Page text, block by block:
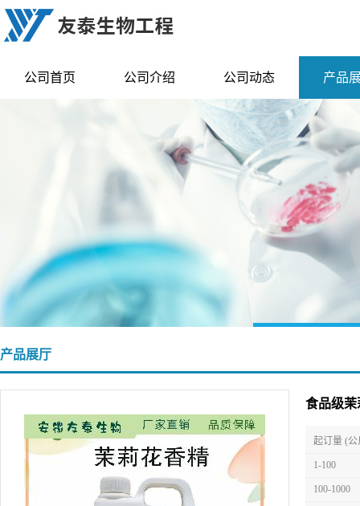
公司首页 公司介绍 公司动态 产品
产品展厅
食品级茉
起订量 (公
1-100
100-1000